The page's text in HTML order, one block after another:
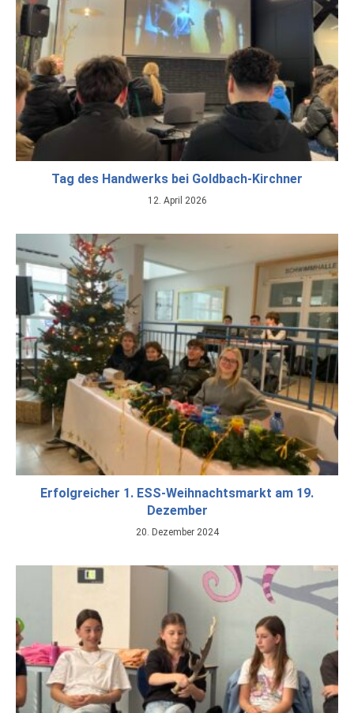
Tag des Handwerks bei Goldbach-Kirchner
12. April 2026
Erfolgreicher 1. ESS-Weihnachtsmarkt am 19.
Dezember
20. Dezember 2024